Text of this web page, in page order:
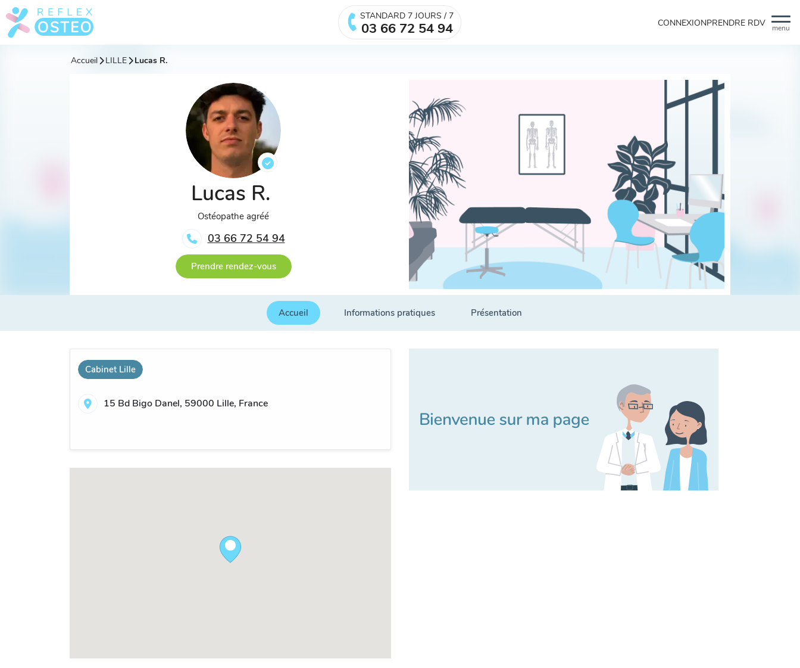
menu
STANDARD 7 JOURS / 7
03 66 72 54 94 CONNEXIONPRENDRE RDV
Accueil LILLE Lucas R.
Lucas R.
Ostéopathe agréé
03 66 72 54 94
Prendre rendez-vous
Accueil Informations pratiques Présentation
Cabinet Lille
15 Bd Bigo Danel, 59000 Lille, France